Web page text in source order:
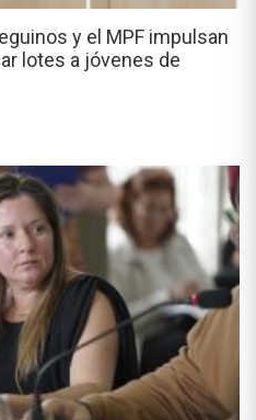
y el MPF impulsan
lotes a jóvenes de